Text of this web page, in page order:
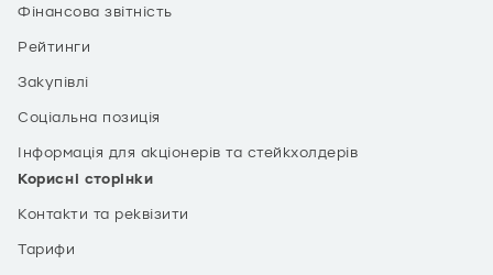
Фінансова звітність
Рейтинги
Закупівлі
Соціальна позиція
Інформація для акціонерів та стейкхолдерів
Корисні сторінки
Контакти та реквізити
Тарифи